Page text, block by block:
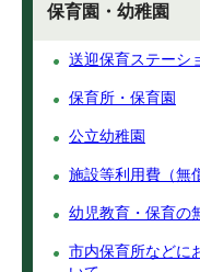
保育園・幼稚園
送迎保育ステーシ
保育所・保育園
公立幼稚園
施設等利用費（無
幼児教育・保育の
市内保育所などに